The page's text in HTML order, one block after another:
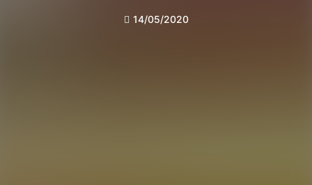
14/05/2020